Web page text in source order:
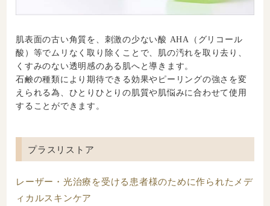
肌表面の古い角質を、刺激の少ない酸 AHA（グリコール
酸）等でムリなく取り除くことで、肌の汚れを取り去り、
くすみのない透明感のある肌へと導きます。
石鹸の種類により期待できる効果やピーリングの強さを変
えられる為、ひとりひとりの肌質や肌悩みに合わせて使用
することができます。
プラスリストア
レーザー・光治療を受ける患者様のために作られたメデ
ィカルスキンケア